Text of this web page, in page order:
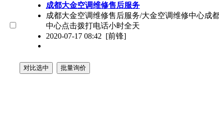
成都大金空调维修售后服务
成都大金空调维修售后服务/大金空调维修中心成
中心点击拨打电话小时全天
2020-07-17 08:42 [前锋]